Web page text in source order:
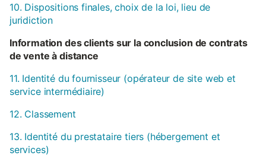
10. Dispositions finales, choix de la loi, lieu de
juridiction
Information des clients sur la conclusion de contrats
de vente à distance
11. Identité du fournisseur (opérateur de site web et
service intermédiaire)
12. Classement
13. Identité du prestataire tiers (hébergement et
services)